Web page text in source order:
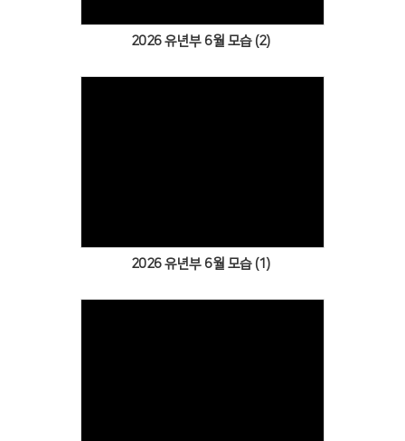
2026 유년부 6월 모습 (2)
2026 유년부 6월 모습 (1)